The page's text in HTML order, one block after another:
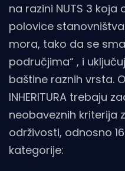
na razini NUTS 3
polovice
mora, tako da se
područjima“ , i
baštine raznih vrsta.
INHERITURA trebaju
neobaveznih kriterija
održivosti, odnosno
kategorije: